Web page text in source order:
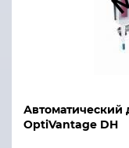
Автоматический
OptiVantage DH